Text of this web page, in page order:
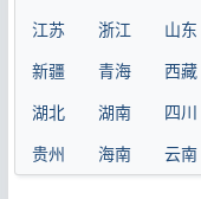
江苏
浙江 山东
新疆
青海 西藏
湖北
湖南 四川
贵州
海南 云南